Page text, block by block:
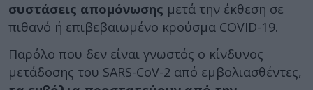
συστάσεις απομόνωσης μετά την έκθεση σε
πιθανό ή επιβεβαιωμένο κρούσμα COVID-19.
Παρόλο που δεν είναι γνωστός ο κίνδυνος
μετάδοσης του SARS-CoV-2 από εμβολιασθέντες,